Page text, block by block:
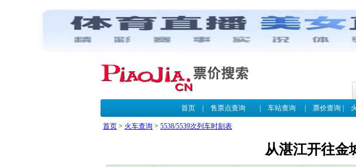
首页| 售票点查询 车站查询 票价查询
首页 > 火车查询 > 5538/5539次列车时刻表
从湛江开往金